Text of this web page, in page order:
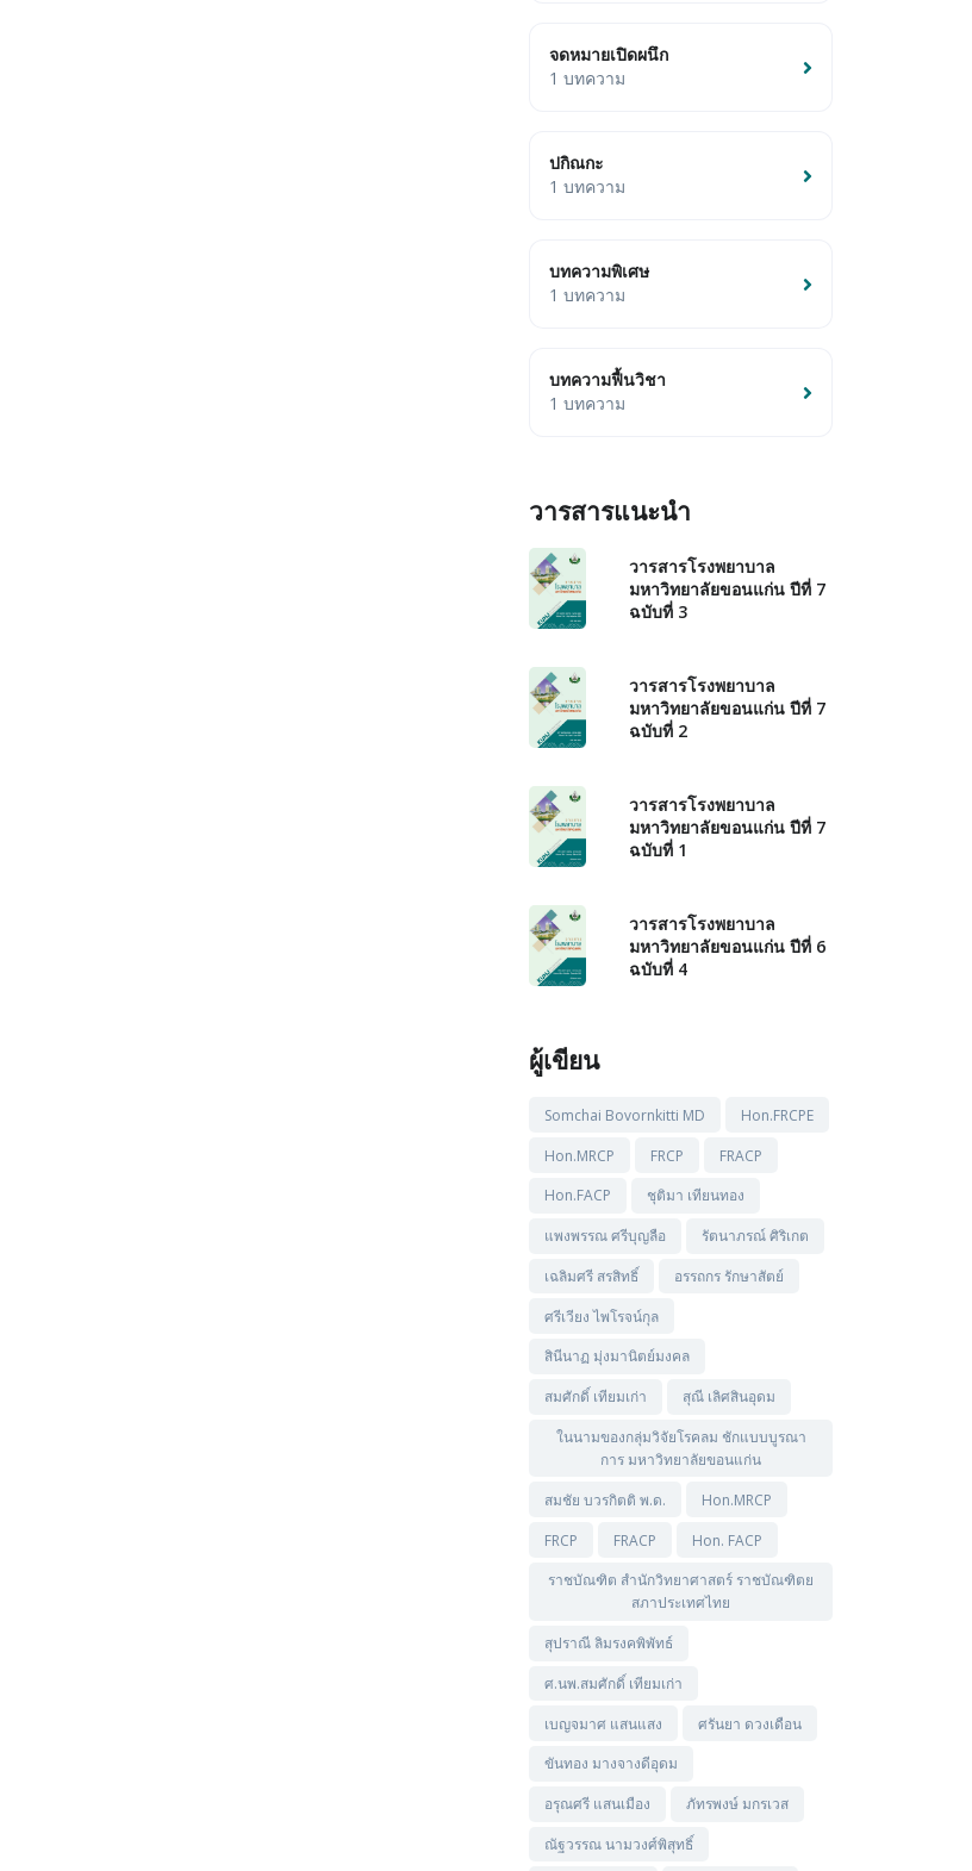
จดหมายเปิดผนึก
1 บทความ
ปกิณกะ
1 บทความ
บทความพิเศษ
1 บทความ
บทความฟื้นวิชา
1 บทความ
วารสารแนะนำ
วารสารโรงพยาบาล
มหาวิทยาลัยขอนแก่น ปีที่ 7
ฉบับที่ 3
วารสารโรงพยาบาล
มหาวิทยาลัยขอนแก่น ปีที่ 7
ฉบับที่ 2
วารสารโรงพยาบาล
มหาวิทยาลัยขอนแก่น ปีที่ 7
ฉบับที่ 1
วารสารโรงพยาบาล
มหาวิทยาลัยขอนแก่น ปีที่ 6
ฉบับที่ 4
ผู้เขียน
Somchai Bovornkitti MD
Hon.FRCPE
Hon.MRCP
FRCP
FRACP
Hon.FACP
ชุติมา เทียนทอง
แพงพรรณ ศรีบุญลือ
รัตนาภรณ์ ศิริเกต
เฉลิมศรี สรสิทธิ์
อรรถกร รักษาสัตย์
ศรีเวียง ไพโรจน์กุล
สินีนาฏ มุ่งมานิตย์มงคล
สมศักดิ์ เทียมเก่า
สุณี เลิศสินอุดม
ในนามของกลุ่มวิจัยโรคลม ชักแบบบูรณา
การ มหาวิทยาลัยขอนแก่น
สมชัย บวรกิตติ พ.ด.
Hon.MRCP
FRCP
FRACP
Hon. FACP
ราชบัณฑิต สำนักวิทยาศาสตร์ ราชบัณฑิตย
สภาประเทศไทย
สุปราณี ลิมรงคพิพัทธ์
ศ.นพ.สมศักดิ์ เทียมเก่า
เบญจมาศ แสนแสง
ศรันยา ดวงเดือน
ขันทอง มางจางดีอุดม
อรุณศรี แสนเมือง
ภัทรพงษ์ มกรเวส
ณัฐวรรณ นามวงศ์พิสุทธิ์